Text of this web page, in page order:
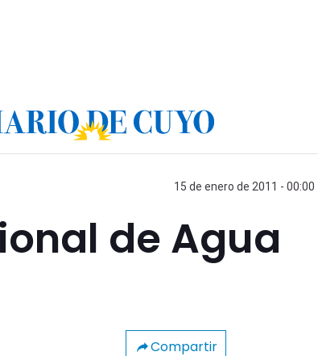
15 de enero de 2011 - 00:00
de Agua
Compartir